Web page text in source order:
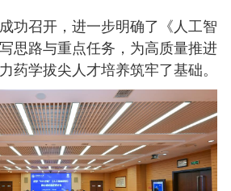
功召开，进一步明确了《人工智
思路与重点任务，为高质量推进
药学拔尖人才培养筑牢了基础。